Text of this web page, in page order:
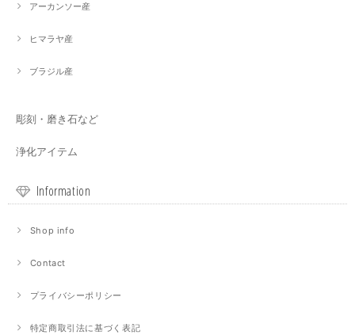
アーカンソー産
ヒマラヤ産
ブラジル産
彫刻・磨き石など
浄化アイテム
Information
Shop info
Contact
プライバシーポリシー
特定商取引法に基づく表記